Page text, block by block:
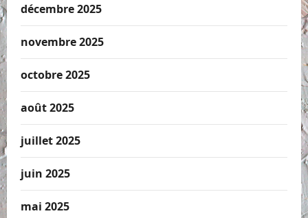
décembre 2025
novembre 2025
octobre 2025
août 2025
juillet 2025
juin 2025
mai 2025